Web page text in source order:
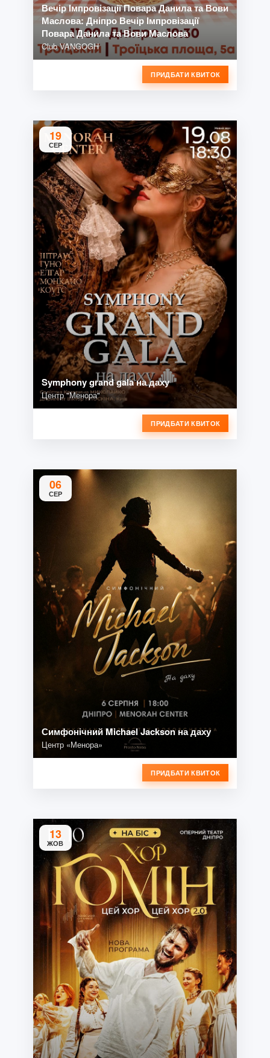
Вечір Імпровізації Повара Данила та Вови
Маслова: Дніпро Вечір Імпровізації
Повара Данила та Вови Маслова
Club VANGOGH
ПРИДБАТИ КВИТОК
19
СЕР
Symphony grand gala на даху
Центр "Менора"
ПРИДБАТИ КВИТОК
06
СЕР
Симфонічний Michael Jackson на даху
Центр «Менора»
ПРИДБАТИ КВИТОК
13
ЖОВ